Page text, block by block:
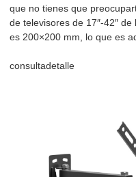
que no tienes que
de televisores de 17″-42″
es 200×200 mm, lo que es
consultadetalle